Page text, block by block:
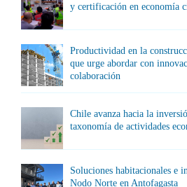
y certificación en economía
Productividad en la
que urge abordar con
colaboración
Chile avanza hacia la
taxonomía de actividades
Soluciones habitacionales e
Nodo Norte en Antofagasta